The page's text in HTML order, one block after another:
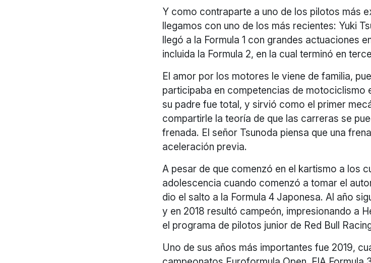
Y como contraparte a uno de los pilotos más
llegamos con uno de los más recientes: Yuki
llegó a la Formula 1 con grandes actuaciones
incluida la Formula 2, en la cual terminó en
El amor por los motores le viene de familia,
participaba en competencias de motociclismo
su padre fue total, y sirvió como el primer
compartirle la teoría de que las carreras se
frenada. El señor Tsunoda piensa que una
aceleración previa.
A pesar de que comenzó en el kartismo a los
adolescencia cuando comenzó a tomar el
dio el salto a la Formula 4 Japonesa. Al año
y en 2018 resultó campeón, impresionando a
el programa de pilotos junior de Red Bull
Uno de sus años más importantes fue 2019,